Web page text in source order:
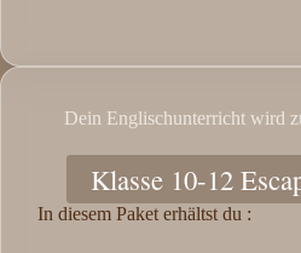
Dein Englischunterricht
Klasse 10-12
In diesem Paket erhältst du :